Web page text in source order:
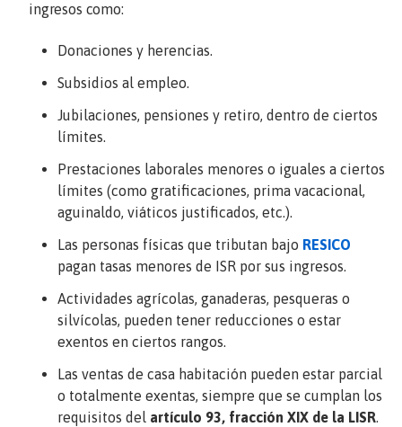
ingresos como:
Donaciones y herencias.
Subsidios al empleo.
Jubilaciones, pensiones y retiro, dentro de ciertos
límites.
Prestaciones laborales menores o iguales a ciertos
límites (como gratificaciones, prima vacacional,
aguinaldo, viáticos justificados, etc.).
Las personas físicas que tributan bajo RESICO
pagan tasas menores de ISR por sus ingresos.
Actividades agrícolas, ganaderas, pesqueras o
silvícolas, pueden tener reducciones o estar
exentos en ciertos rangos.
Las ventas de casa habitación pueden estar parcial
o totalmente exentas, siempre que se cumplan los
requisitos del artículo 93, fracción XIX de la LISR.